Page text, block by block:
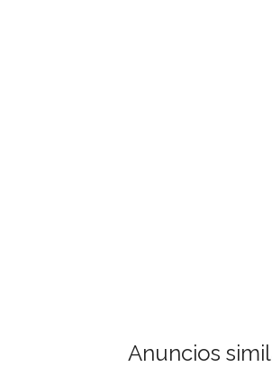
Anuncios